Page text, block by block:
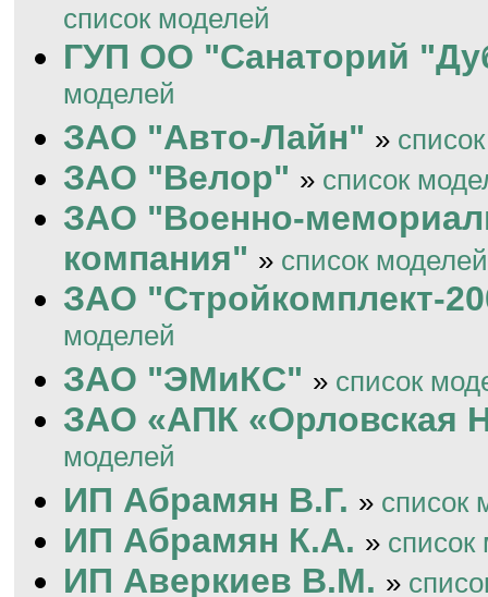
список моделей
ГУП ОО "Санаторий
моделей
ЗАО "Авто-Лайн" »
ЗАО "Велор" » список
ЗАО "Военно-
компания" » список моделей
ЗАО "Стройкомплект-
моделей
ЗАО "ЭМиКС" » список
ЗАО «АПК «Орловская
моделей
ИП Абрамян В.Г. » список
ИП Абрамян К.А. »
ИП Аверкиев В.М. »